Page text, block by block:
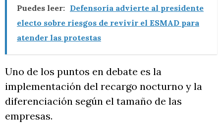
Puedes leer: Defensoría advierte al presidente
electo sobre riesgos de revivir el ESMAD para
atender las protestas
Uno de los puntos en debate es la
implementación del recargo nocturno y la
diferenciación según el tamaño de las
empresas.